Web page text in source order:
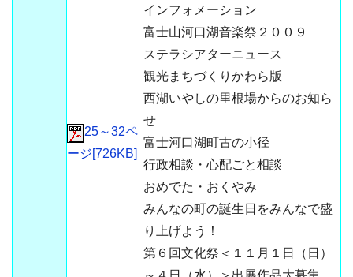
25～32ペ
ージ[726KB]
インフォメーション
富士山河口湖音楽祭２００９
ステラシアターニュース
観光まちづくりかわら版
西湖いやしの里根場からのお知ら
せ
富士河口湖町古の小径
行政相談・心配ごと相談
おめでた・おくやみ
みんなの町の誕生日をみんなで盛
り上げよう！
第６回文化祭＜１１月１日（日）